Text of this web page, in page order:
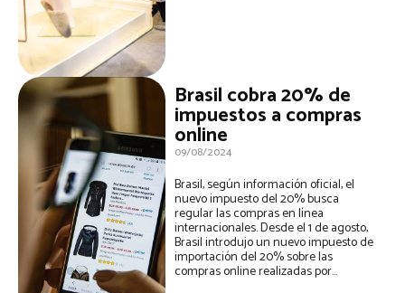
Brasil cobra 20% de
impuestos a compras
online
09/08/2024
Brasil, según información oficial, el
nuevo impuesto del 20% busca
regular las compras en línea
internacionales. Desde el 1 de agosto,
Brasil introdujo un nuevo impuesto de
importación del 20% sobre las
compras online realizadas por...